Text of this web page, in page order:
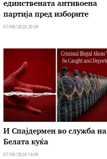
единствената антивоена
партија пред изборите
07/08/2026 20:08
И Спајдермен во служба на
Белата куќа
07/08/2026 16:08